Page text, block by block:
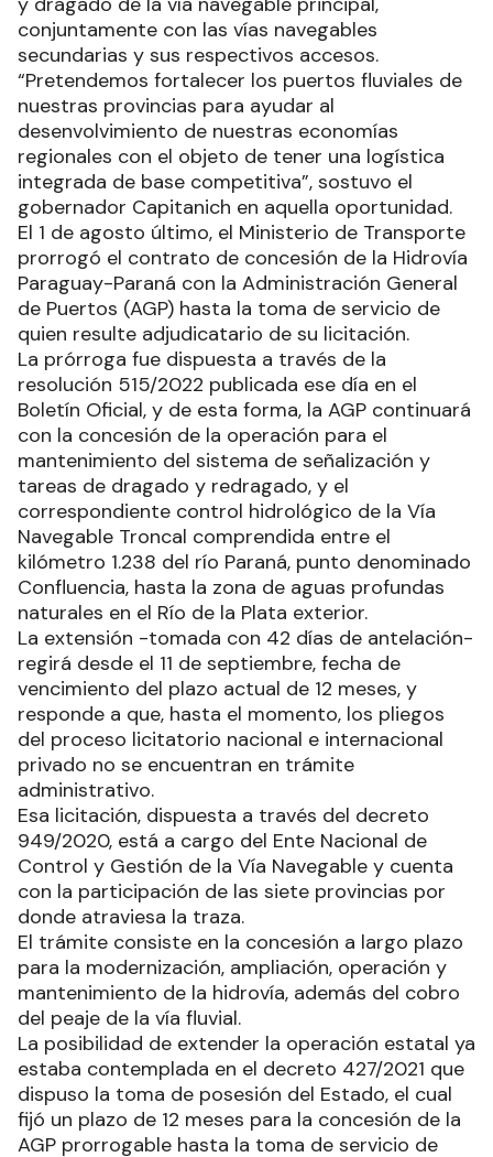
conjuntamente con las vías navegables
secundarias y sus respectivos accesos.
“Pretendemos fortalecer los puertos fluviales de
nuestras provincias para ayudar al
desenvolvimiento de nuestras economías
regionales con el objeto de tener una logística
integrada de base competitiva”, sostuvo el
gobernador Capitanich en aquella oportunidad.
El 1 de agosto último, el Ministerio de Transporte
prorrogó el contrato de concesión de la Hidrovía
Paraguay-Paraná con la Administración General
de Puertos (AGP) hasta la toma de servicio de
quien resulte adjudicatario de su licitación.
La prórroga fue dispuesta a través de la
resolución 515/2022 publicada ese día en el
Boletín Oficial, y de esta forma, la AGP continuará
con la concesión de la operación para el
mantenimiento del sistema de señalización y
tareas de dragado y redragado, y el
correspondiente control hidrológico de la Vía
Navegable Troncal comprendida entre el
kilómetro 1.238 del río Paraná, punto denominado
Confluencia, hasta la zona de aguas profundas
naturales en el Río de la Plata exterior.
La extensión -tomada con 42 días de antelación-
regirá desde el 11 de septiembre, fecha de
vencimiento del plazo actual de 12 meses, y
responde a que, hasta el momento, los pliegos
del proceso licitatorio nacional e internacional
privado no se encuentran en trámite
administrativo.
Esa licitación, dispuesta a través del decreto
949/2020, está a cargo del Ente Nacional de
Control y Gestión de la Vía Navegable y cuenta
con la participación de las siete provincias por
donde atraviesa la traza.
El trámite consiste en la concesión a largo plazo
para la modernización, ampliación, operación y
mantenimiento de la hidrovía, además del cobro
del peaje de la vía fluvial.
La posibilidad de extender la operación estatal ya
estaba contemplada en el decreto 427/2021 que
dispuso la toma de posesión del Estado, el cual
fijó un plazo de 12 meses para la concesión de la
AGP prorrogable hasta la toma de servicio de